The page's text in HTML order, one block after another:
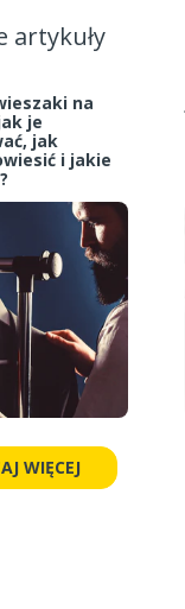
artykuły
na
je
jak
i jakie
WIĘCEJ